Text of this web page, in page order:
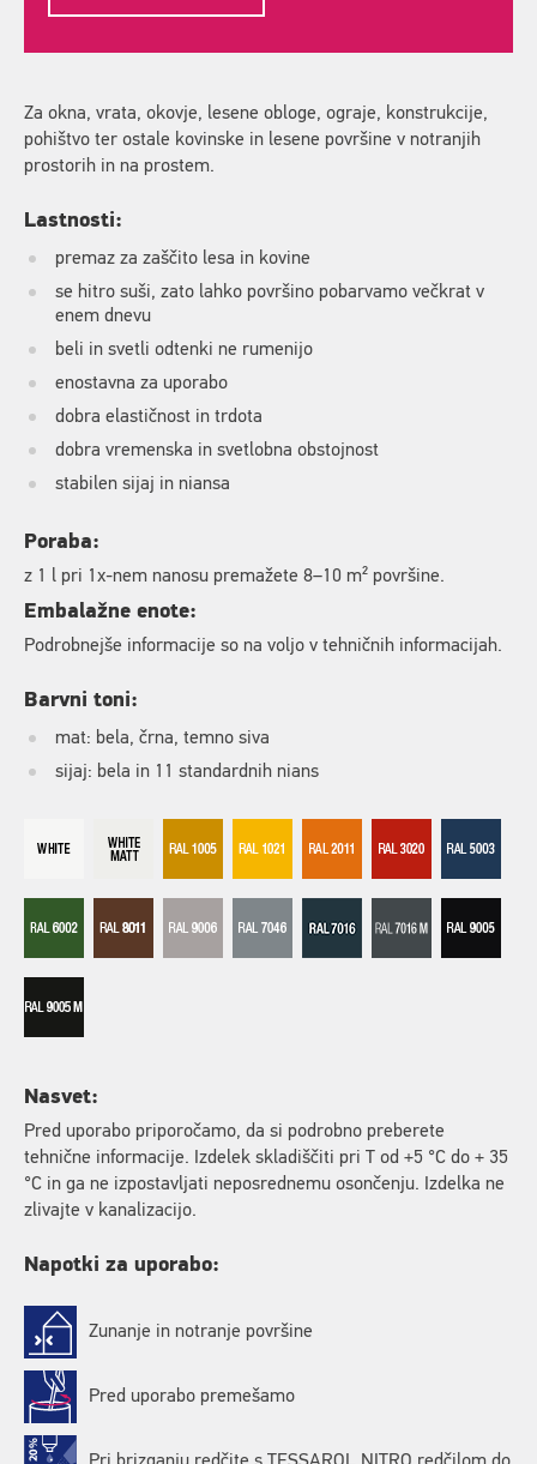
Za okna, vrata, okovje, lesene obloge, ograje, konstrukcije,
pohištvo ter ostale kovinske in lesene površine v notranjih
prostorih in na prostem.
Lastnosti:
premaz za zaščito lesa in kovine
se hitro suši, zato lahko površino pobarvamo večkrat v
enem dnevu
beli in svetli odtenki ne rumenijo
enostavna za uporabo
dobra elastičnost in trdota
dobra vremenska in svetlobna obstojnost
stabilen sijaj in niansa
Poraba:
z 1 l pri 1x-nem nanosu premažete 8–10 m² površine.
Embalažne enote:
Podrobnejše informacije so na voljo v tehničnih informacijah.
Barvni toni:
mat: bela, črna, temno siva
sijaj: bela in 11 standardnih nians
Nasvet:
Pred uporabo priporočamo, da si podrobno preberete
tehnične informacije. Izdelek skladiščiti pri T od +5 °C do + 35
°C in ga ne izpostavljati neposrednemu osončenju. Izdelka ne
zlivajte v kanalizacijo.
Napotki za uporabo:
Zunanje in notranje površine
Pred uporabo premešamo